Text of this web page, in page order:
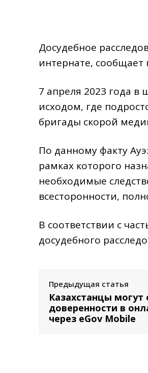
Досудебное
интернате, сообщает
7 апреля 2023 года
исходом, где
бригады скорой
По данному факту
рамках которого
необходимые
всесторонности,
В соответствии с
досудебного
Предыдущая статья
Казахстанцы
доверенности в
через eGov Mobile